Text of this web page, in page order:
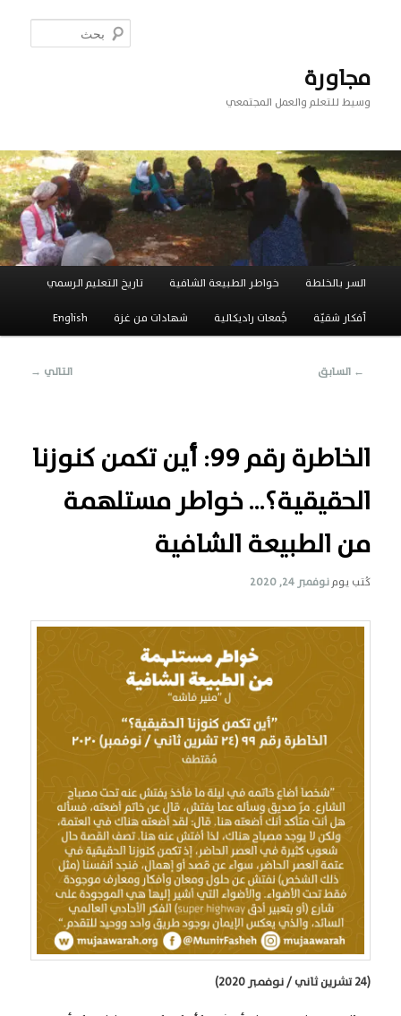
مجاورة
وسيط للتعلم والعمل المجتمعي
السر بالخلطة خواطر الطبيعة الشافية تاريخ التعليم الرسمي
أفكار شقيّة جَُمعات راديكالية شهادات من غزة English
تصفّح
← السابق التالي →
الخاطرة رقم 99: أين تكمن كنوزنا
الحقيقية؟… خواطر مستلهمة
من الطبيعة الشافية
كُتب يومنوفمبر 24, 2020
(24 تشرين ثاني / نوفمبر 2020)